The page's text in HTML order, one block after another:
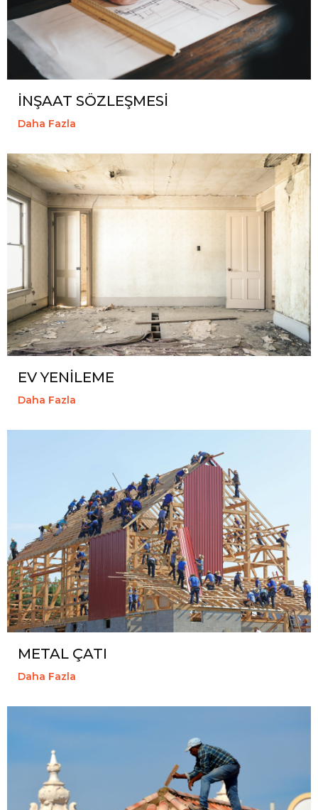
İNŞAAT SÖZLEŞMESİ
Daha Fazla
EV YENİLEME
Daha Fazla
METAL ÇATI
Daha Fazla